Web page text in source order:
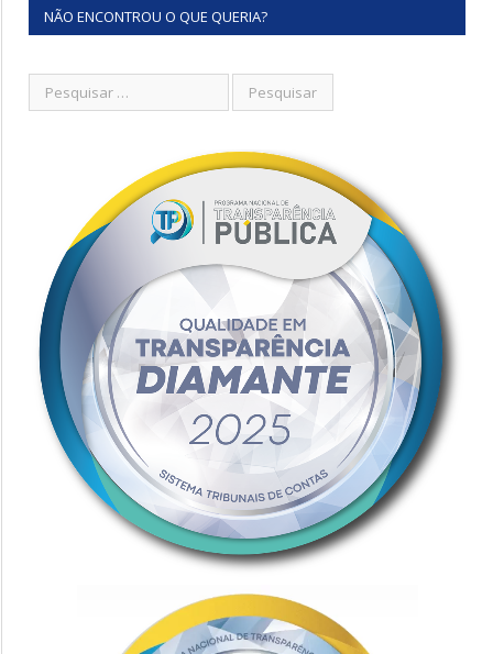
NÃO ENCONTROU O QUE QUERIA?